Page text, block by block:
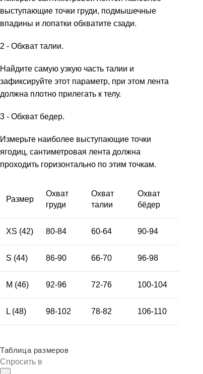
выступающие точки груди, подмышечные
впадины и лопатки обхватите сзади.
2 - Обхват талии.
Найдите самую узкую часть талии и
зафиксируйте этот параметр, при этом лента
должна плотно прилегать к телу.
3 - Обхват бедер.
Измерьте наиболее выступающие точки
ягодиц, сантиметровая лента должна
проходить горизонтально по этим точкам.
Размер
Охват
груди
Охват
талии
Охват
бёдер
XS (42) 80-84 60-64 90-94
S (44) 86-90 66-70 96-98
М (46) 92-96 72-76 100-104
L (48) 98-102 78-82 106-110
Таблица размеров
Спросить в